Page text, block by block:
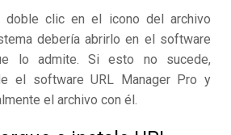
doble clic en el icono del archivo
debería abrirlo en el software
lo admite. Si esto no sucede,
el software URL Manager Pro y
el archivo con él.